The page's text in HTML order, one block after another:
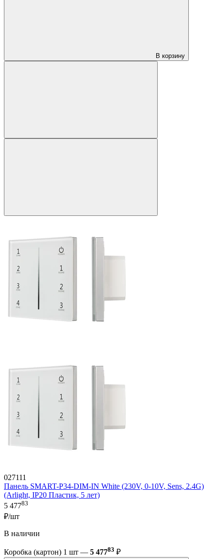
В корзину
027111
Панель SMART-P34-DIM-IN White (230V, 0-10V, Sens, 2.4G)
(Arlight, IP20 Пластик, 5 лет)
5 47783
₽/шт
В наличии
Коробка (картон) 1 шт — 5 47783 ₽